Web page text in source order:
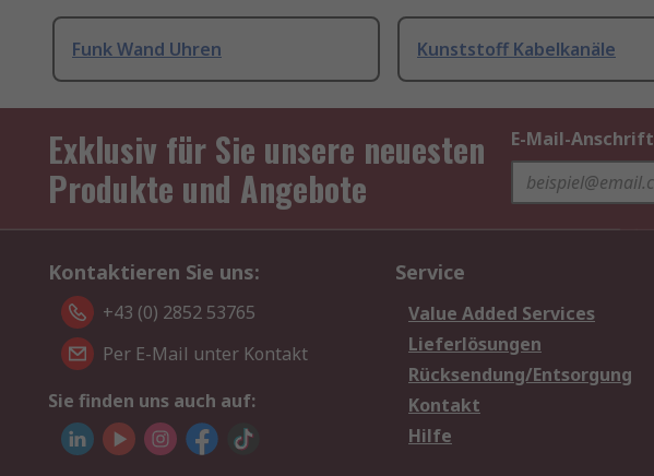
Funk Wand Uhren Kunststoff Kabelkanäle
Exklusiv für Sie unsere neuesten
Produkte und Angebote
E-Mail-Anschrift
Kontaktieren Sie uns:
+43 (0) 2852 53765
Per E-Mail unter Kontakt
Sie finden uns auch auf:
Service
Value Added Services
Lieferlösungen
Rücksendung/Entsorgung
Kontakt
Hilfe